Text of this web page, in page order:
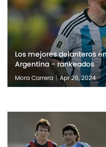
Los mejores delanteros
Argentina - rankeados
Mora Carrera | Apr 26, 2024